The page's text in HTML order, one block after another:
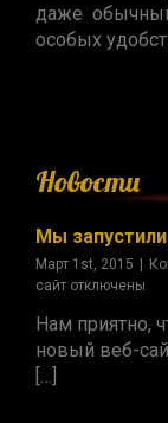
даже
особых
Новости
Мы
Март 1st, 2015 |
сайт отключены
Нам приятно,
новый веб-